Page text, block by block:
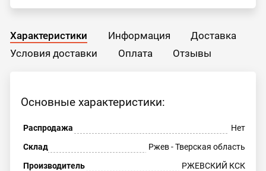
Характеристики Информация
Доставка
Условия доставки
Оплата Отзывы
Основные характеристики:
Распродажа
Нет
Склад
Ржев - Тверская область
Производитель
РЖЕВСКИЙ КСК